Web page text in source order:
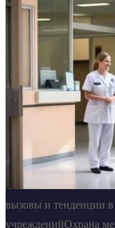
вызовы и тенденции
учрежденийОхрана